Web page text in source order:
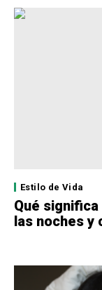
Estilo de Vida
Qué
las noches y